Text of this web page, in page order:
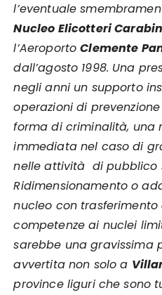
l’eventuale
Nucleo Elicotteri
l’AeroportoClemente
dall’agosto 1998. Una
negli anni un supporto
operazioni di
forma di criminalità, una
immediata nel caso di
nelle attività di pubblico
Ridimensionamento o
nucleo con
competenze ai nuclei
sarebbe una gravissima
avvertita non solo a
province liguri che sono